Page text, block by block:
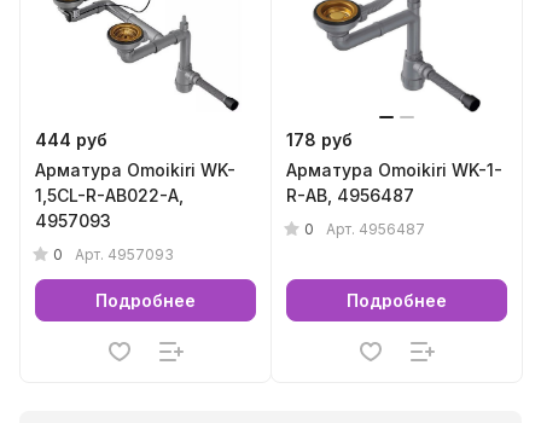
444 руб
Арматура Omoikiri WK-
1,5CL-R-AB022-A,
4957093
0 Арт. 4957093
Подробнее
178 руб
Арматура Omoikiri WK-1-
R-AB, 4956487
0 Арт. 4956487
Подробнее